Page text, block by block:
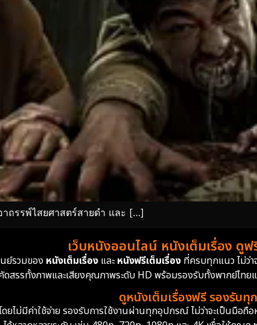
ถรรพ์ไสยศาสตร์สายดำ และ […]
เว็บหนังออนไลน์ หนังเต็มเรื่อง ดู
ย์รวมของ หนังเต็มเรื่องและหนังฟรีเต็มเรื่องที่ครบทุกแนว ไม่ว่า
ดสรรทั้งภาพและเสียงคุณภาพระดับ HD พร้อมรองรับทั้งพากย์ไท
ดูหนังเต็มเรื่องฟรี รองรับ
ดยไม่มีค่าใช้จ่าย รองรับการใช้งานผ่านทุกอุปกรณ์ ไม่ว่าจะเป็นมือ